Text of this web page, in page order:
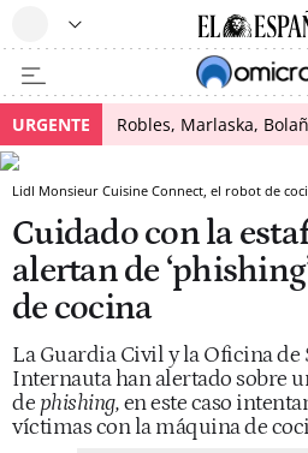
URGENTE Robles, Marlaska,
Lidl Monsieur Cuisine Connect, el robot de
Cuidado con la
alertan de
de cocina
La Guardia Civil y la Oficina de
Internauta han alertado sobre
de phishing,en este caso
víctimas con la máquina de